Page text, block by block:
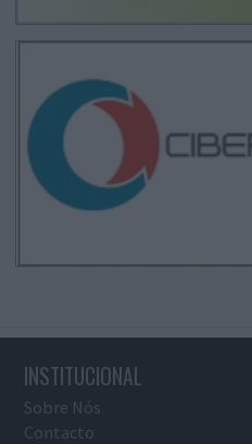
INSTITUCIONAL
Sobre Nós
Contacto